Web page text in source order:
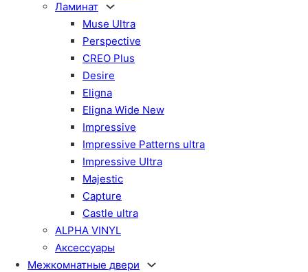
Ламинат
Muse Ultra
Perspective
CREO Plus
Desire
Eligna
Eligna Wide New
Impressive
Impressive Patterns ultra
Impressive Ultra
Majestic
Capture
Castle ultra
ALPHA VINYL
Аксессуары
Межкомнатные двери